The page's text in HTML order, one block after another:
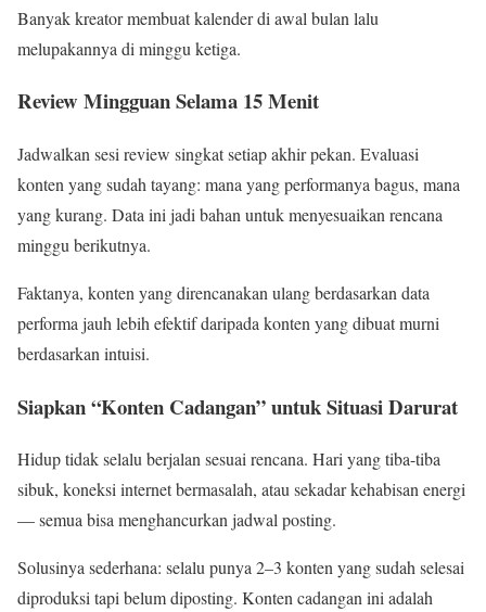
Banyak kreator membuat kalender di awal bulan lalu
melupakannya di minggu ketiga.
Review Mingguan Selama 15 Menit
Jadwalkan sesi review singkat setiap akhir pekan. Evaluasi
konten yang sudah tayang: mana yang performanya bagus, mana
yang kurang. Data ini jadi bahan untuk menyesuaikan rencana
minggu berikutnya.
Faktanya, konten yang direncanakan ulang berdasarkan data
performa jauh lebih efektif daripada konten yang dibuat murni
berdasarkan intuisi.
Siapkan “Konten Cadangan” untuk Situasi Darurat
Hidup tidak selalu berjalan sesuai rencana. Hari yang tiba-tiba
sibuk, koneksi internet bermasalah, atau sekadar kehabisan energi
— semua bisa menghancurkan jadwal posting.
Solusinya sederhana: selalu punya 2–3 konten yang sudah selesai
diproduksi tapi belum diposting. Konten cadangan ini adalah